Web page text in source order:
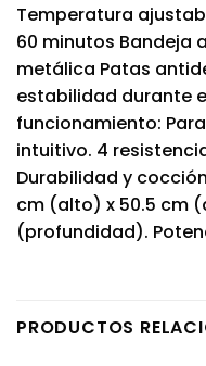
Temperatura
60 minutos Bandeja
metálica Patas
estabilidad durante
funcionamiento:
intuitivo. 4
Durabilidad y
cm (alto) x 50.5 cm
(profundidad).
PRODUCTOS